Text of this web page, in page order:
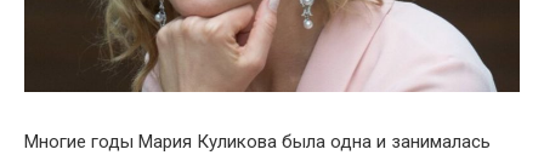
Многие годы Мария Куликова была одна и занималась